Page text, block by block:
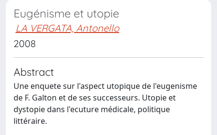
Eugénisme et utopie
LA VERGATA, Antonello
2008
Abstract
Une enquete sur l'aspect utopique de l'eugenisme
de F. Galton et de ses successeurs. Utopie et
dystopie dans l'ecuture médicale, politique
littéraire.